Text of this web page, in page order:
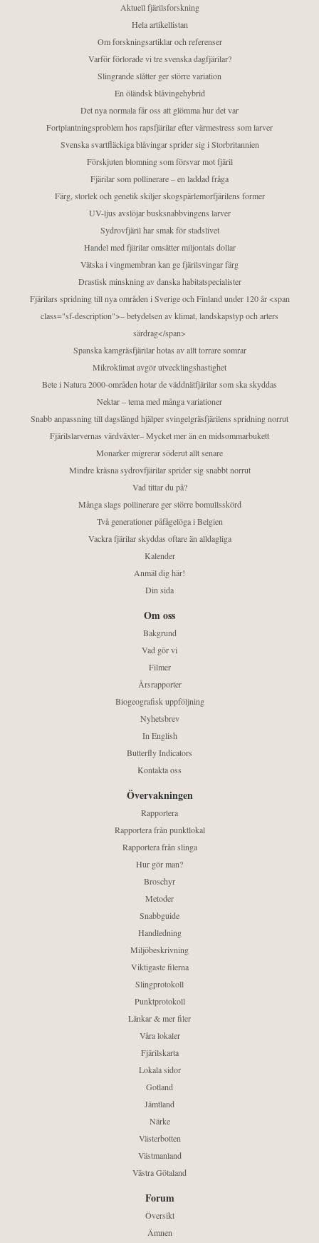
Aktuell fjärilsforskning
Hela artikellistan
Om forskningsartiklar och referenser
Varför förlorade vi tre svenska dagfjärilar?
Slingrande slåtter ger större variation
En öländsk blåvingehybrid
Det nya normala får oss att glömma hur det var
Fortplantningsproblem hos rapsfjärilar efter värmestress som larver
Svenska svartfläckiga blåvingar sprider sig i Storbritannien
Förskjuten blomning som försvar mot fjäril
Fjärilar som pollinerare – en laddad fråga
Färg, storlek och genetik skiljer skogspärlemorfjärilens former
UV-ljus avslöjar busksnabbvingens larver
Sydrovfjäril har smak för stadslivet
Handel med fjärilar omsätter miljontals dollar
Vätska i vingmembran kan ge fjärilsvingar färg
Drastisk minskning av danska habitatspecialister
Fjärilars spridning till nya områden i Sverige och Finland under 120 år <span
class="sf-description">– betydelsen av klimat, landskapstyp och arters
särdrag</span>
Spanska kamgräsfjärilar hotas av allt torrare somrar
Mikroklimat avgör utvecklingshastighet
Bete i Natura 2000-områden hotar de väddnätfjärilar som ska skyddas
Nektar – tema med många variationer
Snabb anpassning till dagslängd hjälper svingelgräsfjärilens spridning norrut
Fjärilslarvernas värdväxter– Mycket mer än en midsommarbukett
Monarker migrerar söderut allt senare
Mindre kräsna sydrovfjärilar sprider sig snabbt norrut
Vad tittar du på?
Många slags pollinerare ger större bomullsskörd
Två generationer påfågelöga i Belgien
Vackra fjärilar skyddas oftare än alldagliga
Kalender
Anmäl dig här!
Din sida
Om oss
Bakgrund
Vad gör vi
Filmer
Årsrapporter
Biogeografisk uppföljning
Nyhetsbrev
In English
Butterfly Indicators
Kontakta oss
Övervakningen
Rapportera
Rapportera från punktlokal
Rapportera från slinga
Hur gör man?
Broschyr
Metoder
Snabbguide
Handledning
Miljöbeskrivning
Viktigaste filerna
Slingprotokoll
Punktprotokoll
Länkar & mer filer
Våra lokaler
Fjärilskarta
Lokala sidor
Gotland
Jämtland
Närke
Västerbotten
Västmanland
Västra Götaland
Forum
Översikt
Ämnen